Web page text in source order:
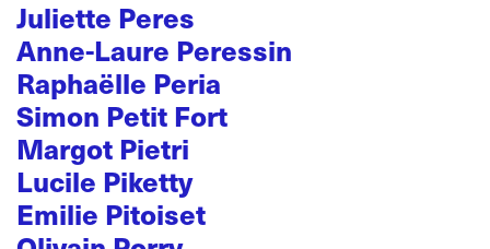
Juliette Peres
Anne-Laure Peressin
Raphaëlle Peria
Simon Petit Fort
Margot Pietri
Lucile Piketty
Emilie Pitoiset